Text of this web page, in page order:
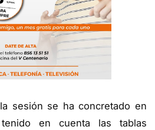
sesión se ha concretado en
en cuenta las tablas